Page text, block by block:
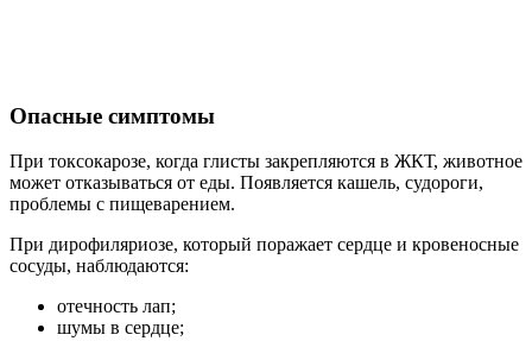
Опасные симптомы
При токсокарозе, когда глисты закрепляются в ЖКТ, животное
может отказываться от еды. Появляется кашель, судороги,
проблемы с пищеварением.
При дирофиляриозе, который поражает сердце и кровеносные
сосуды, наблюдаются:
отечность лап;
шумы в сердце;